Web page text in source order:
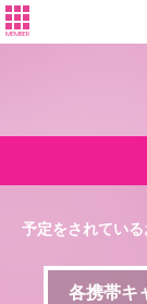
MEMBER
予定をされてい
各携帯キ